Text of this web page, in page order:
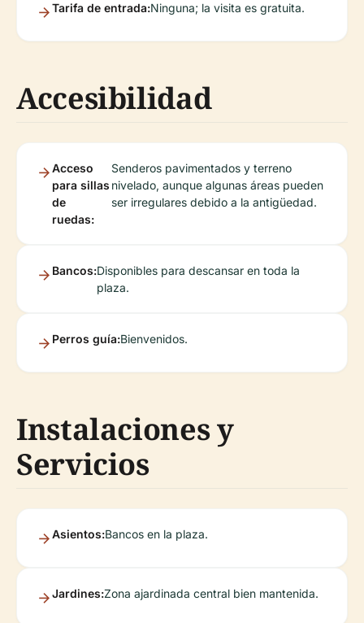
Tarifa de entrada:Ninguna; la visita es gratuita.
Accesibilidad
Acceso
para sillas
de
ruedas:
Senderos pavimentados y terreno
nivelado, aunque algunas áreas pueden
ser irregulares debido a la antigüedad.
Bancos:Disponibles para descansar en toda la
plaza.
Perros guía:Bienvenidos.
Instalaciones y
Servicios
Asientos:Bancos en la plaza.
Jardines:Zona ajardinada central bien mantenida.